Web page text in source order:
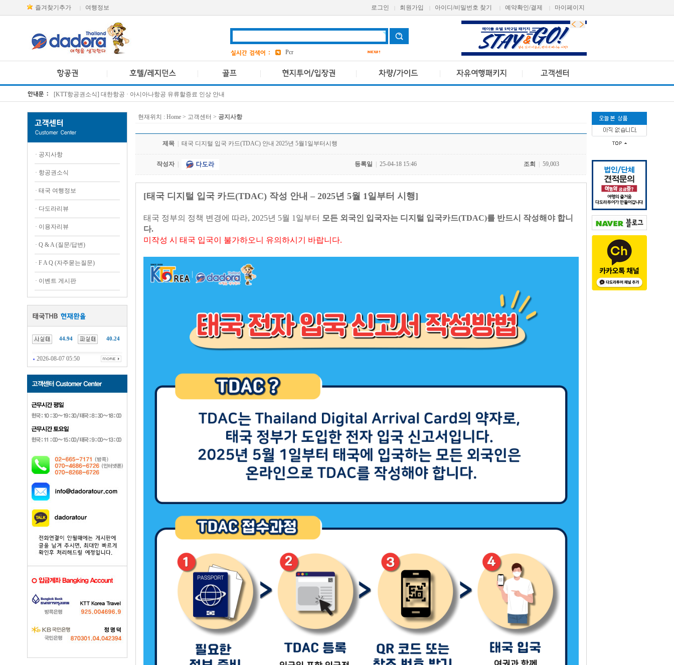
즐겨찾기추가 여행정보 로그인 회원가입 아이디/비밀번호 찾기 예약확인/결제
마이페이지
grand
2
a one
bangkok
4
Pcr
앳 마인드
AETAS
[KTT항공권소식] 대한항공 · 아시아나항공 유류할증료 인상 안내
· 공지사항
· 항공권소식
· 태국 여행정보
· 다도라리뷰
· 이용자리뷰
· Q & A (질문/답변)
· F A Q (자주묻는질문)
· 이벤트 게시판
44.94 40.24
2026-08-07 05:50
현재위치 : Home > 고객센터 > 공지사항
제목 태국 디지털 입국 카드(TDAC) 안내 2025년 5월1일부터시행
작성자 등록일 25-04-18 15:46 조회 59,003
[태국 디지털 입국 카드(TDAC) 작성 안내 – 2025년 5월 1일부터 시행]
태국 정부의 정책 변경에 따라, 2025년 5월 1일부터 모든 외국인 입국자는 디지털 입국카드(TDAC)를 반드시 작성해야 합니
다.
미작성 시 태국 입국이 불가하오니 유의하시기 바랍니다.